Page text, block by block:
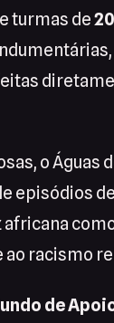
e turmas de
o Águas
episódios
ao racismo
de